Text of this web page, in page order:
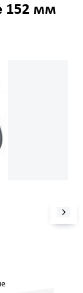
152 мм